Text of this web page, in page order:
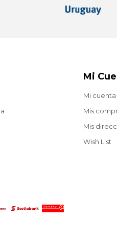
Mi
Mi cuenta
Mis
Mis
Wish List